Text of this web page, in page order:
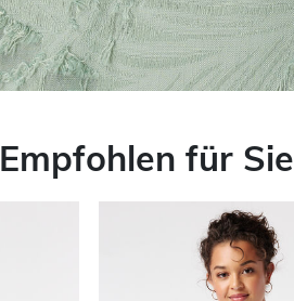
Empfohlen für Sie